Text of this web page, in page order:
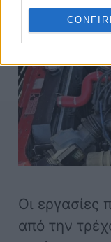
Οι εργασίες
από την